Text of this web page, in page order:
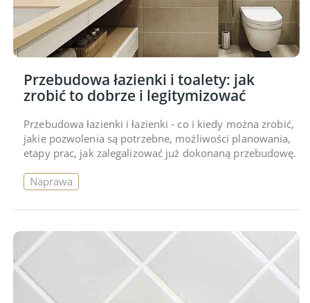
Przebudowa łazienki i toalety: jak
zrobić to dobrze i legitymizować
Przebudowa łazienki i łazienki - co i kiedy można zrobić,
jakie pozwolenia są potrzebne, możliwości planowania,
etapy prac, jak zalegalizować już dokonaną przebudowę.
Naprawa